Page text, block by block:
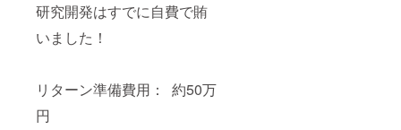
研究開発はすでに自費で賄
いました！
リターン準備費用： 約50万
円